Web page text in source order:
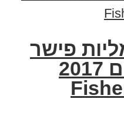
פישר
סילבר מגנזיום 2017